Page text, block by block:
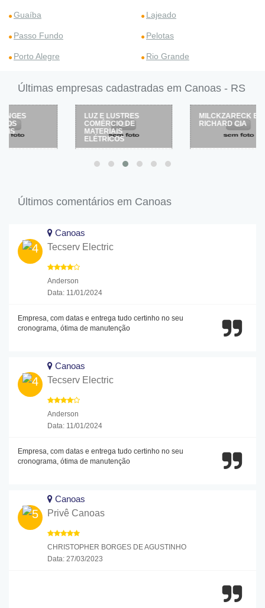
Guaíba Lajeado
Passo Fundo Pelotas
Porto Alegre Rio Grande
Últimas empresas cadastradas em Canoas - RS
LUZ E LUSTRES
COMÉRCIO DE
MATERIAIS
ELÉTRICOS
MILCKZARECK E
RICHARD CIA
Últimos comentários em Canoas
Canoas
Tecserv Electric
Anderson
Data: 11/01/2024
Empresa, com datas e entrega tudo certinho no seu
cronograma, ótima de manutenção
Canoas
Tecserv Electric
Anderson
Data: 11/01/2024
Empresa, com datas e entrega tudo certinho no seu
cronograma, ótima de manutenção
Canoas
Privê Canoas
CHRISTOPHER BORGES DE AGUSTINHO
Data: 27/03/2023